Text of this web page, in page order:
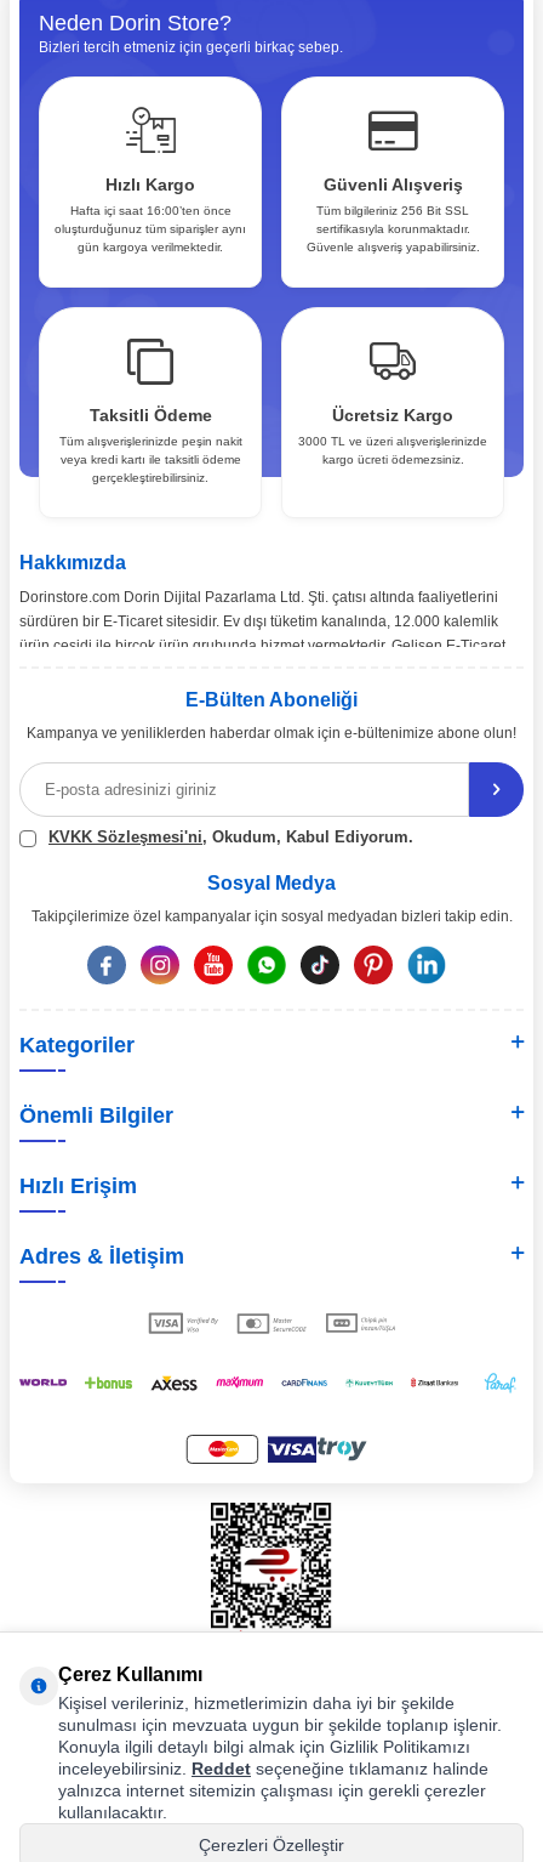
Neden Dorin Store?
Bizleri tercih etmeniz için geçerli birkaç sebep.
Hızlı Kargo
Hafta içi saat 16:00’ten önce
oluşturduğunuz tüm siparişler aynı
gün kargoya verilmektedir.
Güvenli Alışveriş
Tüm bilgileriniz 256 Bit SSL
sertifikasıyla korunmaktadır.
Güvenle alışveriş yapabilirsiniz.
Taksitli Ödeme
Tüm alışverişlerinizde peşin nakit
veya kredi kartı ile taksitli ödeme
gerçekleştirebilirsiniz.
Ücretsiz Kargo
3000 TL ve üzeri alışverişlerinizde
kargo ücreti ödemezsiniz.
Hakkımızda
Dorinstore.com Dorin Dijital Pazarlama Ltd. Şti. çatısı altında faaliyetlerini
sürdüren bir E-Ticaret sitesidir. Ev dışı tüketim kanalında, 12.000 kalemlik
ürün çeşidi ile birçok ürün grubunda hizmet vermektedir. Gelişen E-Ticaret
toptan ve perakende satışımız gerçekleşmektedir.
Ürün çeşitliliğinin ve çözüm önerilerinin yanı sıra, ekonomik katma değer
sağlamayı misyon edinen dorinstore.com E-Ticaret sitemiz üzerinden,
uzman arkadaşlarımız eşliğinde 7/24 bizlere ulaşabilirsiniz.
E-Bülten Aboneliği
Kampanya ve yeniliklerden haberdar olmak için e-bültenimize abone olun!
KVKK Sözleşmesi'ni, Okudum, Kabul Ediyorum.
Sosyal Medya
Takipçilerimize özel kampanyalar için sosyal medyadan bizleri takip edin.
Kategoriler
Önemli Bilgiler
Hızlı Erişim
Adres & İletişim
Dorin Dijital Pazarlama Ltd. Şti. © Dorin Store. Tüm Hakları Saklıdır.
Bu web sitesinde yer alan tüm içerikler; metinler, görseller, logolar,
grafikler, ürün açıklamaları ve yazılımlar dahil olmak üzere 5846 Sayılı
Fikir ve Sanat Eserleri Kanunu ve Türk Ticaret Kanunu kapsamında
korunmaktadır. İzinsiz kopyalanması, çoğaltılması, başka platformlarda
kullanılması durumunda hukuki süreç başlatılır.
Çerez Kullanımı
Kişisel verileriniz, hizmetlerimizin daha iyi bir şekilde
sunulması için mevzuata uygun bir şekilde toplanıp işlenir.
Konuyla ilgili detaylı bilgi almak için Gizlilik Politikamızı
inceleyebilirsiniz. Reddet seçeneğine tıklamanız halinde
yalnızca internet sitemizin çalışması için gerekli çerezler
kullanılacaktır.
Çerezleri Özelleştir